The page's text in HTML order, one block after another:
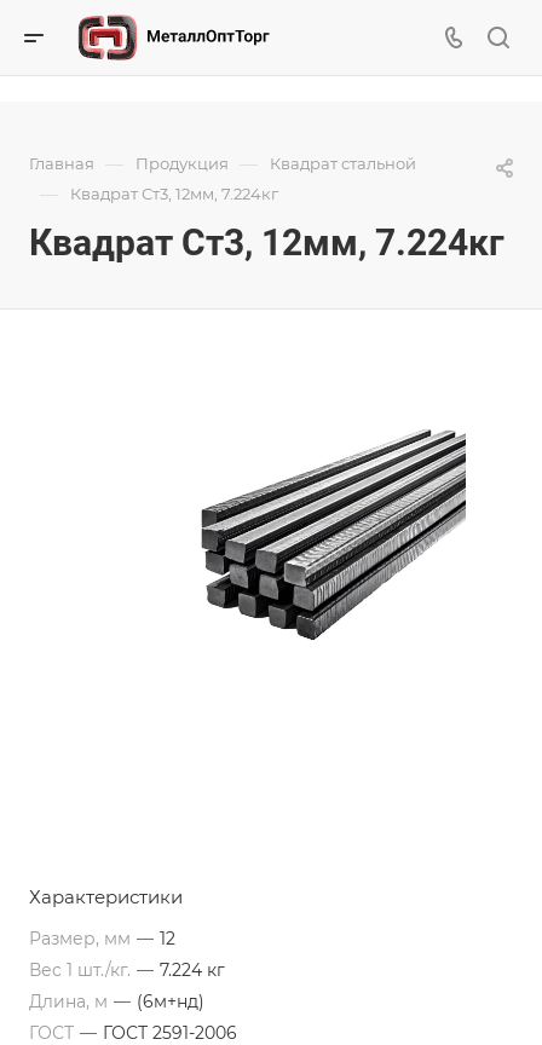
Главная — Продукция — Квадрат стальной
— Квадрат Ст3, 12мм, 7.224кг
Квадрат Ст3, 12мм, 7.224кг
Характеристики
Размер, мм — 12
Вес 1 шт./кг. — 7.224 кг
Длина, м — (6м+нд)
ГОСТ — ГОСТ 2591-2006